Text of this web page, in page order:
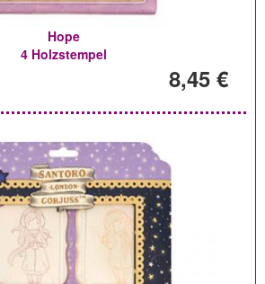
Hope
4 Holzstempel
8,45 €